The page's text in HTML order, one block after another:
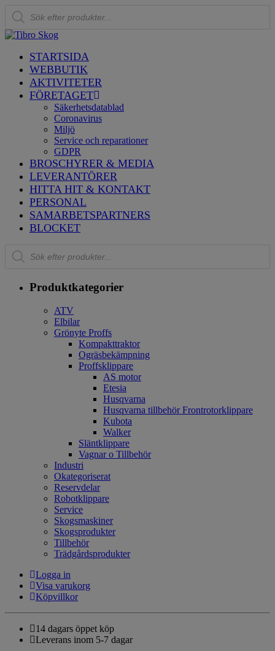
Produktsökning
STARTSIDA
WEBBUTIK
AKTIVITETER
FÖRETAGET
Säkerhetsdatablad
Coronavirus
Miljö
Service och reparationer
GDPR
BROSCHYRER & MEDIA
LEVERANTÖRER
HITTA HIT & KONTAKT
PERSONAL
SAMARBETSPARTNERS
BLOCKET
Produktsökning
Produktkategorier
ATV
Elbilar
Grönyte Proffs
Kompakttraktor
Ogräsbekämpning
Proffsklippare
AS motor
Etesia
Husqvarna
Husqvarna tillbehör Frontrotorklippare
Kubota
Walker
Släntklippare
Vagnar o Tillbehör
Industri
Okategoriserat
Reservdelar
Robotklippare
Service
Skogsmaskiner
Skogsprodukter
Tillbehör
Trädgårdsprodukter
Logga in
Visa varukorg
Köpvillkor
14 dagars öppet köp
Leverans inom 5-7 dagar